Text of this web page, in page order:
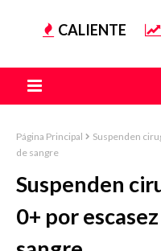
CALIENTE
Página Principal
Suspenden
de sangre
Suspenden
0+ por